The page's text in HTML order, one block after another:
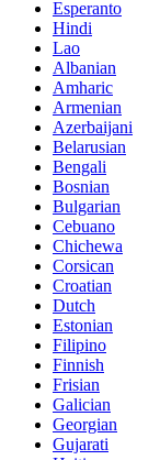
Esperanto
Hindi
Lao
Albanian
Amharic
Armenian
Azerbaijani
Belarusian
Bengali
Bosnian
Bulgarian
Cebuano
Chichewa
Corsican
Croatian
Dutch
Estonian
Filipino
Finnish
Frisian
Galician
Georgian
Gujarati